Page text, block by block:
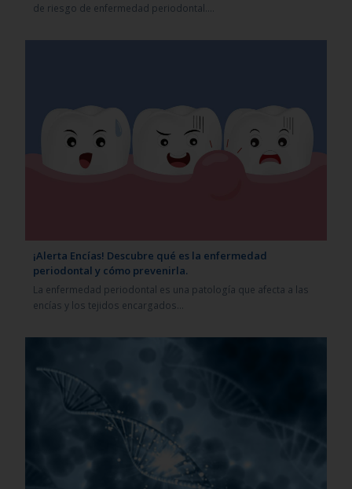
de riesgo de enfermedad periodontal.…
¡Alerta Encías! Descubre qué es la enfermedad
periodontal y cómo prevenirla.
La enfermedad periodontal es una patología que afecta a las
encías y los tejidos encargados…